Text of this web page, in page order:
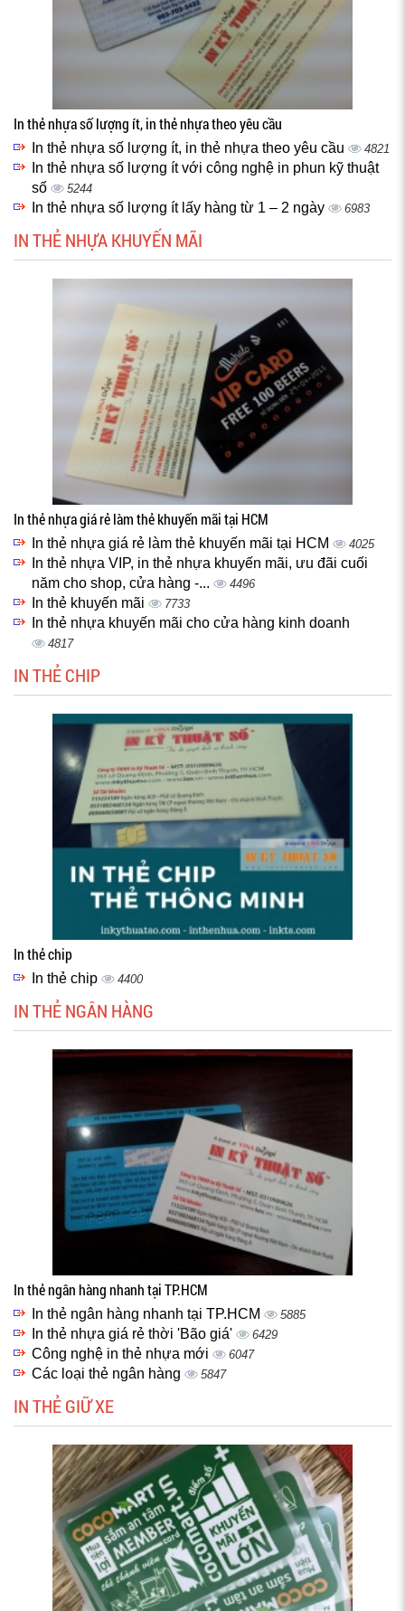
In thẻ nhựa số lượng ít, in thẻ nhựa theo yêu cầu
In thẻ nhựa số lượng ít, in thẻ nhựa theo yêu cầu 4821
In thẻ nhựa số lượng ít với công nghệ in phun kỹ thuật
số
5244
In thẻ nhựa số lượng ít lấy hàng từ 1 – 2 ngày 6983
IN THẺ NHỰA KHUYẾN MÃI
In thẻ nhựa giá rẻ làm thẻ khuyến mãi tại HCM
In thẻ nhựa giá rẻ làm thẻ khuyến mãi tại HCM 4025
In thẻ nhựa VIP, in thẻ nhựa khuyến mãi, ưu đãi cuối
năm cho shop, cửa hàng -...
4496
In thẻ khuyến mãi 7733
In thẻ nhựa khuyến mãi cho cửa hàng kinh doanh
4817
IN THẺ CHIP
In thẻ chip
In thẻ chip 4400
IN THẺ NGÂN HÀNG
In thẻ ngân hàng nhanh tại TP.HCM
In thẻ ngân hàng nhanh tại TP.HCM 5885
In thẻ nhựa giá rẻ thời 'Bão giá' 6429
Công nghệ in thẻ nhựa mới 6047
Các loại thẻ ngân hàng 5847
IN THẺ GIỮ XE